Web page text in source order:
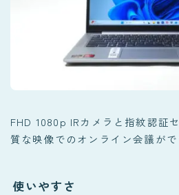
FHD 1080p IRカメラと指紋認証
質な映像でのオンライン会議がで
使いやすさ